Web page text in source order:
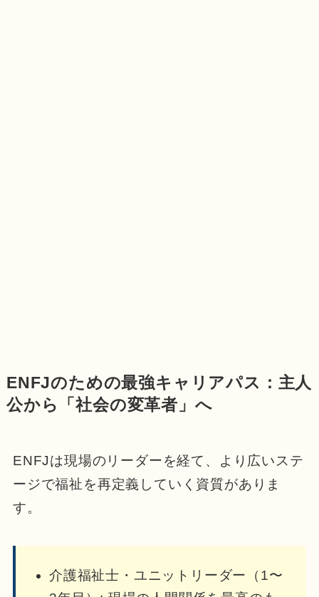
ENFJのための最強キャリアパス：主人
公から「社会の変革者」へ
ENFJは現場のリーダーを経て、より広いステ
ージで福祉を再定義していく資質がありま
す。
介護福祉士・ユニットリーダー（1〜